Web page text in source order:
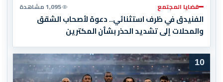
قضايا المجتمع 1,095 مشاهدة
الفنيدق في ظرف استثنائي.. دعوة لأصحاب الشقق
والمحلات إلى تشديد الحذر بشأن المكترين
10